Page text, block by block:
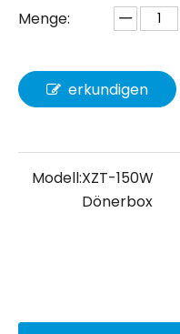
Menge:
erkundigen
Modell:XZT-150W
Dönerbox